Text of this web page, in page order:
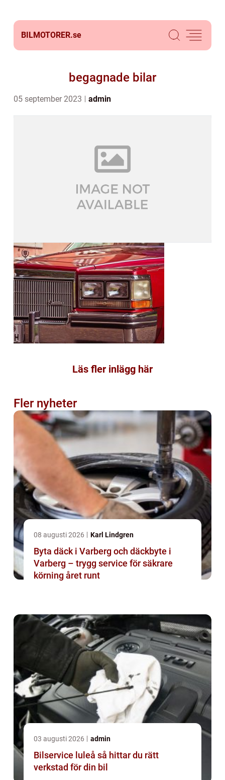
BILMOTORER.se
begagnade bilar
05 september 2023 admin
Läs fler inlägg här
Fler nyheter
08 augusti 2026 Karl Lindgren
Byta däck i Varberg och däckbyte i
Varberg – trygg service för säkrare
körning året runt
03 augusti 2026 admin
Bilservice luleå så hittar du rätt
verkstad för din bil